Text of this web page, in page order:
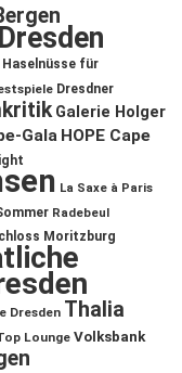
Haselnüsse für
Dresdner
Galerie Holger
Gala HOPE Cape
La Saxe à Paris
Radebeul
Moritzburg
Dresden Thalia
Lounge Volksbank